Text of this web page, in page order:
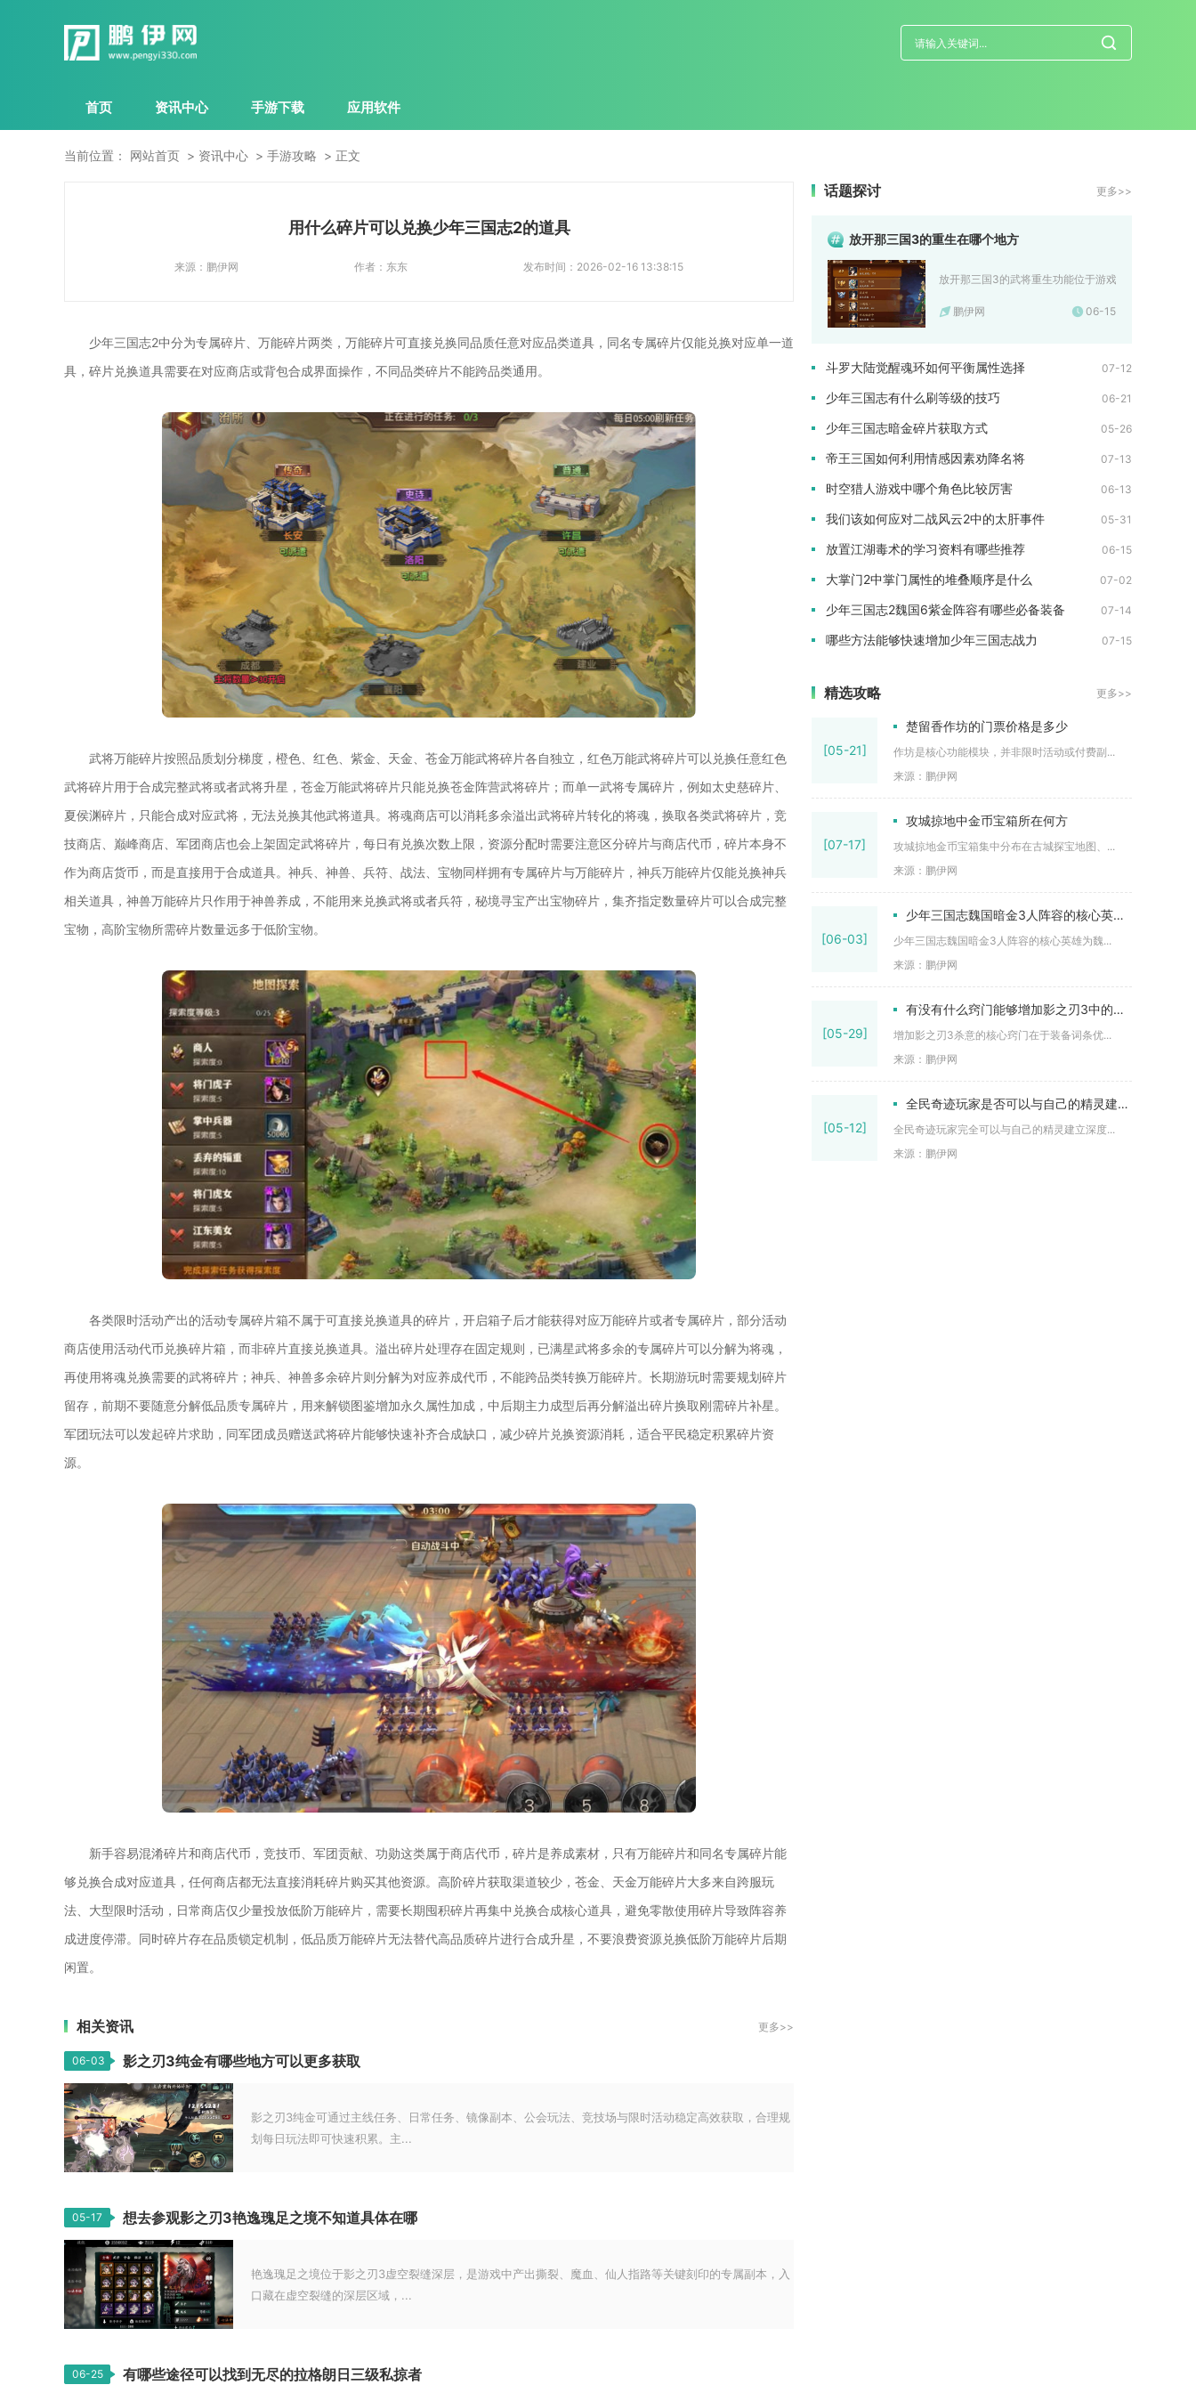
首页 资讯中心 手游下载 应用软件
当前位置： 网站首页 资讯中心 手游攻略 正文
用什么碎片可以兑换少年三国志2的道具
来源： 鹏伊网 作者： 东东 发布时间： 2026-02-16 13:38:15
少年三国志2中分为专属碎片、万能碎片两类，万能碎片可直接兑换同品质任意对应品类道具，同名专属碎片仅能兑换对应单一道
具，碎片兑换道具需要在对应商店或背包合成界面操作，不同品类碎片不能跨品类通用。
武将万能碎片按照品质划分梯度，橙色、红色、紫金、天金、苍金万能武将碎片各自独立，红色万能武将碎片可以兑换任意红色
武将碎片用于合成完整武将或者武将升星，苍金万能武将碎片只能兑换苍金阵营武将碎片；而单一武将专属碎片，例如太史慈碎片、
夏侯渊碎片，只能合成对应武将，无法兑换其他武将道具。将魂商店可以消耗多余溢出武将碎片转化的将魂，换取各类武将碎片，竞
技商店、巅峰商店、军团商店也会上架固定武将碎片，每日有兑换次数上限，资源分配时需要注意区分碎片与商店代币，碎片本身不
作为商店货币，而是直接用于合成道具。神兵、神兽、兵符、战法、宝物同样拥有专属碎片与万能碎片，神兵万能碎片仅能兑换神兵
相关道具，神兽万能碎片只作用于神兽养成，不能用来兑换武将或者兵符，秘境寻宝产出宝物碎片，集齐指定数量碎片可以合成完整
宝物，高阶宝物所需碎片数量远多于低阶宝物。
各类限时活动产出的活动专属碎片箱不属于可直接兑换道具的碎片，开启箱子后才能获得对应万能碎片或者专属碎片，部分活动
商店使用活动代币兑换碎片箱，而非碎片直接兑换道具。溢出碎片处理存在固定规则，已满星武将多余的专属碎片可以分解为将魂，
再使用将魂兑换需要的武将碎片；神兵、神兽多余碎片则分解为对应养成代币，不能跨品类转换万能碎片。长期游玩时需要规划碎片
留存，前期不要随意分解低品质专属碎片，用来解锁图鉴增加永久属性加成，中后期主力成型后再分解溢出碎片换取刚需碎片补星。
军团玩法可以发起碎片求助，同军团成员赠送武将碎片能够快速补齐合成缺口，减少碎片兑换资源消耗，适合平民稳定积累碎片资
源。
新手容易混淆碎片和商店代币，竞技币、军团贡献、功勋这类属于商店代币，碎片是养成素材，只有万能碎片和同名专属碎片能
够兑换合成对应道具，任何商店都无法直接消耗碎片购买其他资源。高阶碎片获取渠道较少，苍金、天金万能碎片大多来自跨服玩
法、大型限时活动，日常商店仅少量投放低阶万能碎片，需要长期囤积碎片再集中兑换合成核心道具，避免零散使用碎片导致阵容养
成进度停滞。同时碎片存在品质锁定机制，低品质万能碎片无法替代高品质碎片进行合成升星，不要浪费资源兑换低阶万能碎片后期
闲置。
相关资讯 更多>>
06-03 影之刃3纯金有哪些地方可以更多获取
影之刃3纯金可通过主线任务、日常任务、镜像副本、公会玩法、竞技场与限时活动稳定高效获取，合理规
划每日玩法即可快速积累。主...
05-17 想去参观影之刃3艳逸瑰足之境不知道具体在哪
艳逸瑰足之境位于影之刃3虚空裂缝深层，是游戏中产出撕裂、魔血、仙人指路等关键刻印的专属副本，入
口藏在虚空裂缝的深层区域，...
06-25 有哪些途径可以找到无尽的拉格朗日三级私掠者
话题探讨 更多>>
放开那三国3的重生在哪个地方
放开那三国3的武将重生功能位于游戏主界面的武将系
鹏伊网 06-15
斗罗大陆觉醒魂环如何平衡属性选择 07-12
少年三国志有什么刷等级的技巧 06-21
少年三国志暗金碎片获取方式 05-26
帝王三国如何利用情感因素劝降名将 07-13
时空猎人游戏中哪个角色比较厉害 06-13
我们该如何应对二战风云2中的太肝事件 05-31
放置江湖毒术的学习资料有哪些推荐 06-15
大掌门2中掌门属性的堆叠顺序是什么 07-02
少年三国志2魏国6紫金阵容有哪些必备装备 07-14
哪些方法能够快速增加少年三国志战力 07-15
精选攻略 更多>>
[05-21]
楚留香作坊的门票价格是多少
作坊是核心功能模块，并非限时活动或付费副...
来源：鹏伊网
[07-17]
攻城掠地中金币宝箱所在何方
攻城掠地金币宝箱集中分布在古城探宝地图、...
来源：鹏伊网
[06-03]
少年三国志魏国暗金3人阵容的核心英雄有哪些
少年三国志魏国暗金3人阵容的核心英雄为魏...
来源：鹏伊网
[05-29]
有没有什么窍门能够增加影之刃3中的杀意
增加影之刃3杀意的核心窍门在于装备词条优...
来源：鹏伊网
[05-12]
全民奇迹玩家是否可以与自己的精灵建立情感联系
全民奇迹玩家完全可以与自己的精灵建立深度...
来源：鹏伊网